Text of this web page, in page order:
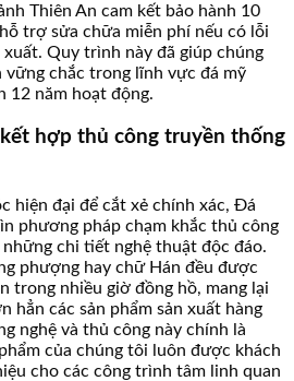
Thiên An cam kết bảo hành 10
trợ sửa chữa miễn phí nếu có lỗi
Quy trình này đã giúp chúng
chắc trong lĩnh vực đá mỹ
12 năm hoạt động.
hợp thủ công truyền thống
hiện đại để cắt xẻ chính xác, Đá
phương pháp chạm khắc thủ công
chi tiết nghệ thuật độc đáo.
phượng hay chữ Hán đều được
trong nhiều giờ đồng hồ, mang lại
hẳn các sản phẩm sản xuất hàng
nghệ và thủ công này chính là
của chúng tôi luôn được khách
cho các công trình tâm linh quan